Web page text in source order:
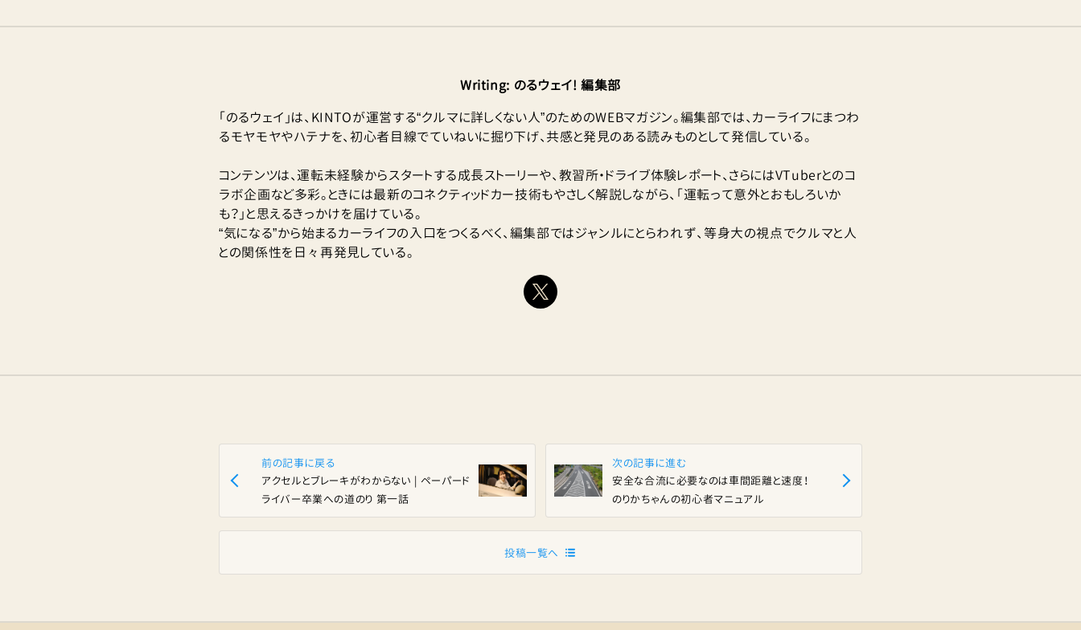
Writing: のるウェイ! 編集部
「のるウェイ」は、KINTOが運営する“クルマに詳しくない人”のためのWEBマガジン。編集部では、カーライフにまつわ
るモヤモヤやハテナを、初心者目線でていねいに掘り下げ、共感と発見のある読みものとして発信している。
コンテンツは、運転未経験からスタートする成長ストーリーや、教習所・ドライブ体験レポート、さらにはVTuberとのコ
ラボ企画など多彩。ときには最新のコネクティッドカー技術もやさしく解説しながら、「運転って意外とおもしろいか
も？」と思えるきっかけを届けている。
“気になる”から始まるカーライフの入口をつくるべく、編集部ではジャンルにとらわれず、等身大の視点でクルマと人
との関係性を日々再発見している。
前の記事に戻る
アクセルとブレーキがわからない | ペーパード
ライバー卒業への道のり 第一話
次の記事に進む
安全な合流に必要なのは車間距離と速度！
のりかちゃんの初心者マニュアル
投稿一覧へ